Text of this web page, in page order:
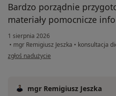
Bardzo porządnie
materiały pomocnicze
1 sierpnia 2026
• mgr Remigiusz Jeszka • konsultacja
w opinii użytkownika JD
zgłoś nadużycie
mgr Remigiusz Jeszka